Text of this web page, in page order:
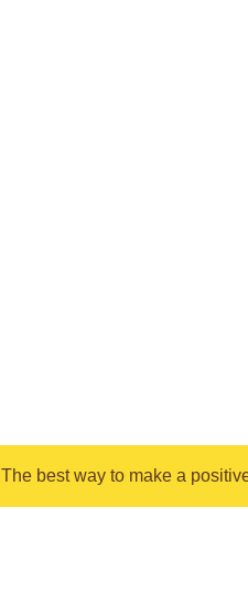
The best way to make a